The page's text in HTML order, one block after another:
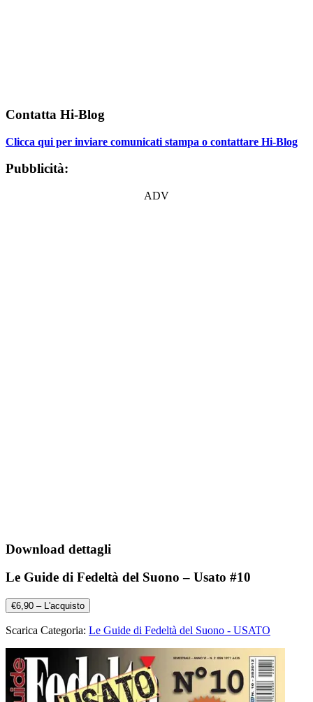
Contatta Hi-Blog
Clicca qui per inviare comunicati stampa o contattare Hi-Blog
Pubblicità:
ADV
Download dettagli
Le Guide di Fedeltà del Suono – Usato #10
€6,90 – L'acquisto
Scarica Categoria: Le Guide di Fedeltà del Suono - USATO